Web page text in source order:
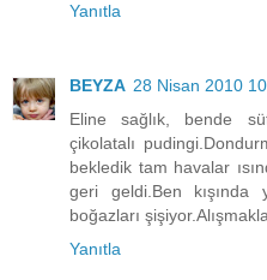
Yanıtla
BEYZA 28 Nisan 2010
Eline sağlık, bende
çikolatalı
bekledik tam havalar
geri geldi.Ben kışında
boğazları
Yanıtla